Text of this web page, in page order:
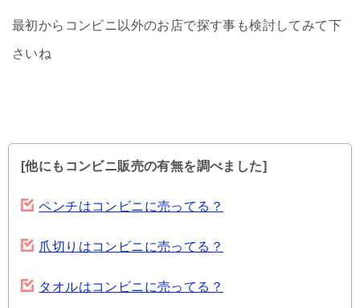
最初からコンビニ以外のお店で探す事も検討してみて下
さいね
[他にもコンビニ販売の有無を調べました]
ペンチはコンビニに売ってる？
爪切りはコンビニに売ってる？
タオルはコンビニに売ってる？